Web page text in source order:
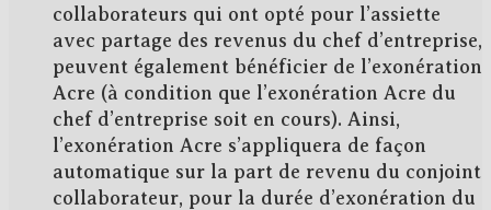
collaborateurs qui ont opté pour l’assiette
avec partage des revenus du chef d’entreprise,
peuvent également bénéficier de l’exonération
Acre (à condition que l’exonération Acre du
chef d’entreprise soit en cours). Ainsi,
l’exonération Acre s’appliquera de façon
automatique sur la part de revenu du conjoint
collaborateur, pour la durée d’exonération du